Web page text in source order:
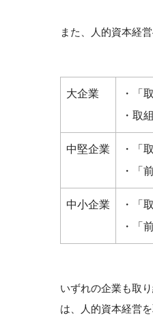
また、人的資本経
大企業
・「
・取
中堅企業
・「
・「
中小企業
・「
・「
いずれの企業も取
は、人的資本経営